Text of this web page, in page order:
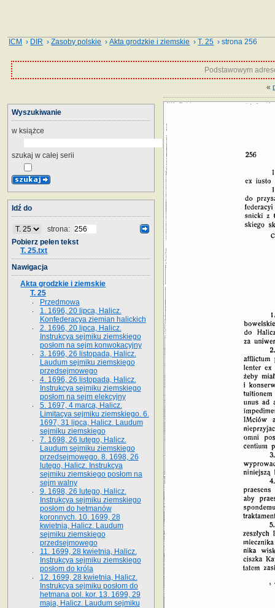
ICM › DIR ›Zasoby polskie ›Akta grodzkie i ziemskie ›T. 25 › strona 256
Podstawowym
«
Wyszukiwanie
w książce
szukaj w całej serii
Idź do
strona:
Pobierz pełen tekst
T. 25.txt
Nawigacja
Akta grodzkie i ziemskie
T. 25
Przedmowa
1. 1696, 20 lipca, Halicz.
Konfederacya ziemian halickich
2. 1696, 20 lipca, Halicz.
Instrukcya sejmiku ziemskiego
posłom na sejm konwokacyjny
3. 1696, 26 listopada, Halicz.
Laudum sejmiku ziemskiego
przedsejmowego
4. 1696, 26 listopada, Halicz.
Instrukcya sejmiku ziemskiego
posłom na sejm elekcyjny
5. 1697, 4 marca, Halicz.
Limitacya sejmiku ziemskiego. 6.
1697, 31 lipca, Halicz. Laudum
sejmiku ziemskiego
7. 1698, 26 lutego, Halicz.
Laudum sejmiku ziemskiego
przedsejmowego. 8. 1698, 26
lutego, Halicz. Instrukcya
sejmiku ziemskiego posłom na
sejm walny
9. 1698, 26 lutego, Halicz.
Instrukcya sejmiku ziemskiego
posłom do hetmanów
koronnych. 10. 1699, 28
kwietnia, Halicz. Laudum
sejmiku ziemskiego
przedsejmowego
11. 1699, 28 kwietnia, Halicz.
Instrukcya sejmiku ziemskiego
posłom do króla
12. 1699, 28 kwietnia, Halicz.
Instrukcya sejmiku posłom do
hetmana pol. kor. 13. 1699, 29
maja, Halicz. Laudum sejmiku